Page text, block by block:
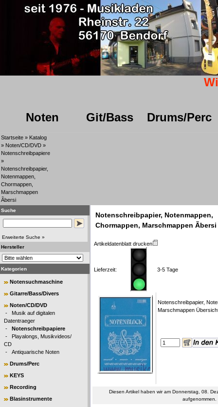
Noten Git/Bass Drums/Perc
Startseite » Katalog
» Noten/CD/DVD »
Notenschreibpapiere
»
Notenschreibpapier,
Notenmappen,
Chormappen,
Marschmappen
Ãbersi
Suche
Erweiterte Suche »
Hersteller
Kategorien
Notensuchmaschine
Gitarre/Bass/Divers
Noten/CD/DVD
- Musik auf digitalen
Datentraeger
- Notenschreibpapiere
- Playalongs, Musikvideos/
CD
- Antiquarische Noten
Drums/Perc
KEYS
Recording
Blasinstrumente
Notenschreibpapier, Notenmappen,
Chormappen, Marschmappen Ãbersi
Artikeldatenblatt drucken
Lieferzeit: 3-5 Tage
Notenschreibpapier,
Marschmappen
Diesen Artikel haben wir am Donnerstag, 08.
aufgenommen.